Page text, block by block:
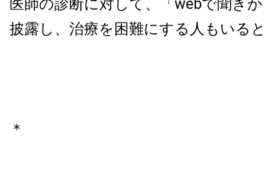
医師の診断に対して、「webで聞き
披露し、治療を困難にする人もいる
＊